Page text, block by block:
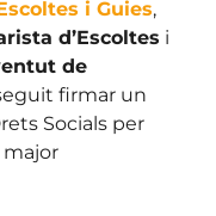
i Guies,
d’Escoltes i
de
firmar un
Socials per